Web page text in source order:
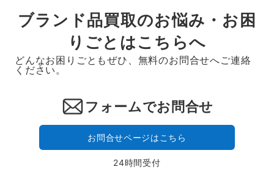
ブランド品買取のお悩み・お困
りごとはこちらへ
どんなお困りごともぜひ、無料のお問合せへご連絡
ください。
フォームでお問合せ
お問合せページはこちら
24時間受付